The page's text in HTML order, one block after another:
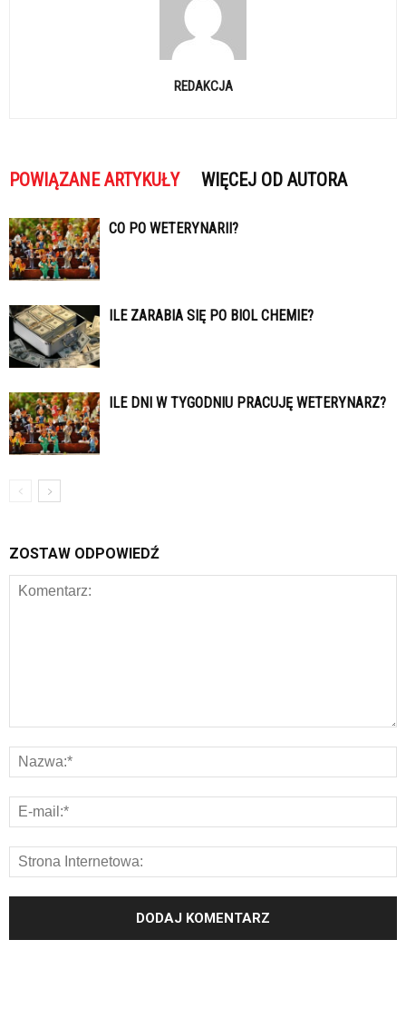
REDAKCJA
POWIĄZANE ARTYKUŁY WIĘCEJ OD AUTORA
CO PO WETERYNARII?
ILE ZARABIA SIĘ PO BIOL CHEMIE?
ILE DNI W TYGODNIU PRACUJĘ WETERYNARZ?
ZOSTAW ODPOWIEDŹ